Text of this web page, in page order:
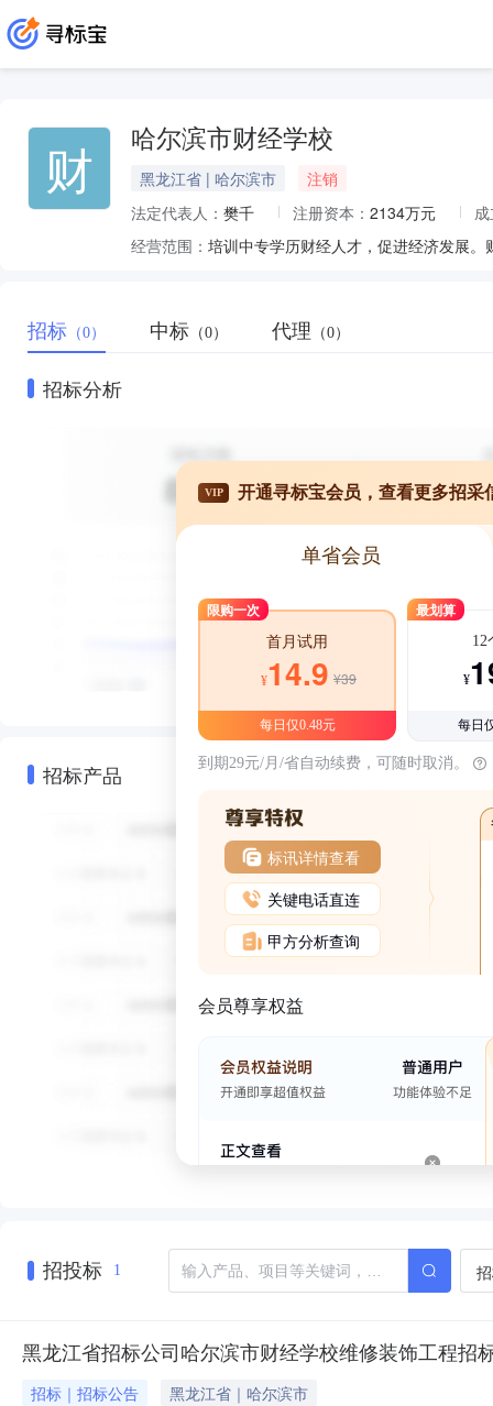
财 哈尔滨市财经学校
黑龙江省 | 哈尔滨市
注销
法定代表人： 樊千 注册资本： 2134万元
经营范围： 培训中专学历财经人才，促进经济发展
招标 （0） 中标 （0） 代理 （0）
招标分析
招标产品
VIP 开通寻标宝会员，查看更多招采
单省会员
限购一次
首月试用
¥14.9 ¥39
每日仅0.48元
最划算
12
¥
每日
到期29元/月/省自动续费，可随时取消。
标讯详情查看
关键电话直连
甲方分析查询
会员尊享权益
招投标 1
黑龙江省招标公司哈尔滨市财经学校维修装饰工程招
招标｜招标公告
黑龙江省｜哈尔滨市